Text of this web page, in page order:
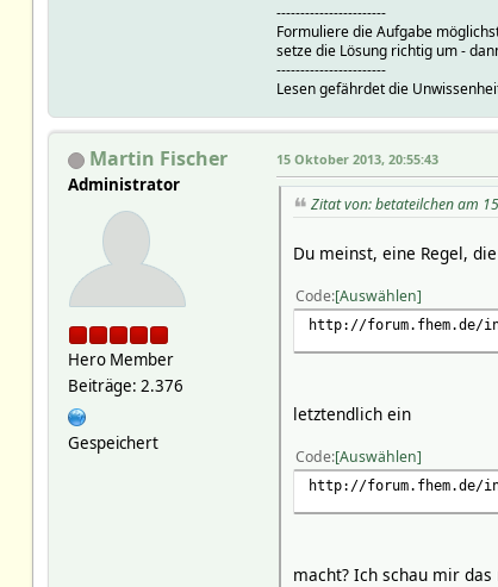
-----------------------
Formuliere die Aufgabe
setze die Lösung richtig um -
-----------------------
Lesen gefährdet die
Martin Fischer
Administrator
Hero Member
Beiträge: 2.376
Gespeichert
15 Oktober 2013, 20:55:43
Zitat von: betateilchen am
Du meinst, eine Regel,
Code Auswählen
http://forum.fhem.de/
letztendlich ein
Code Auswählen
http://forum.fhem.de/
macht? Ich schau mir das